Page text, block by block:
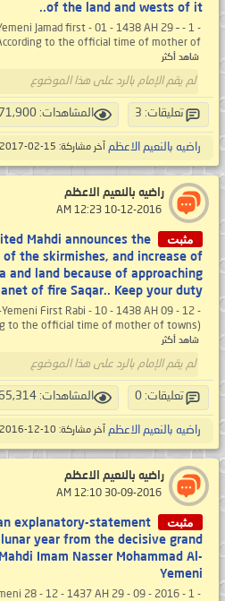
of the land and wests of it..
Yemeni Jamad first - 01 - 1438 AH 29 –
to the official time of mother of...
شاهد أكثر
لم يقم الإمام بالرد على هذا الموضوع
تعليقات: 3 المشاهدات: 371,900
راضيه بالنعيم الاعظم آخر مشاركة: 15-02-2017,
راضيه بالنعيم الاعظم
مثبت
Mahdi announces the
the skirmishes, and increase of
and land because of approaching
of fire Saqar.. Keep your duty
Yemeni First Rabi - 10 - 1438 AH 09 - 12 -
to the official time of mother of towns) ...
شاهد أكثر
لم يقم الإمام بالرد على هذا الموضوع
تعليقات: 0 المشاهدات: 265,314
راضيه بالنعيم الاعظم آخر مشاركة: 10-12-2016,
راضيه بالنعيم الاعظم
مثبت
explanatory-statement
year from the decisive grand
Imam Nasser Mohammad Al-
Yemeni
28 - 12 - 1437 AH 29 - 09 - 2016